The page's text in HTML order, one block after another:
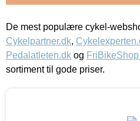
De mest populære cykel-
Cykelpartner.dk,
Pedalatleten.dk og
sortiment til gode priser.